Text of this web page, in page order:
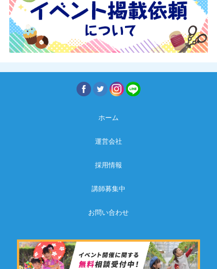
ホーム
運営会社
採用情報
講師募集中
お問い合わせ